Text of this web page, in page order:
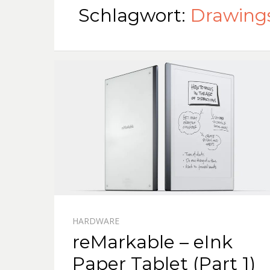
Schlagwort:
HARDWARE
reMarkable – eInk
Paper Tablet (Part 1)